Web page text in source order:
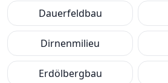
Dauerfeldbau
Dirnenmilieu
Erdölbergbau